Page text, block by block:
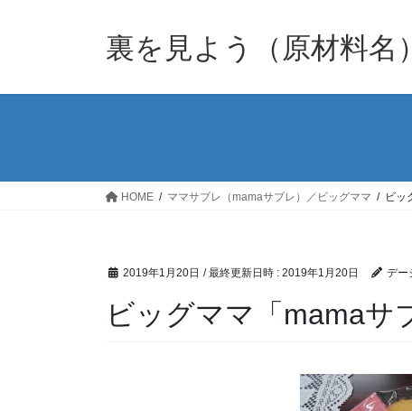
裏を見よう（原材料名
HOME ママサブレ（mamaサブレ）／ビッグママ ビッ
2019年1月20日 / 最終更新日時 : 2019年1月20日 デー
ビッグママ「mamaサ